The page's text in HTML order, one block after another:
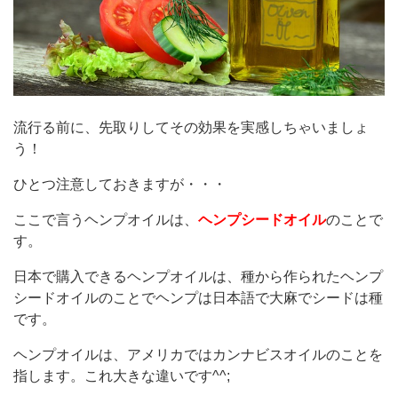
流行る前に、先取りしてその効果を実感しちゃいましょ
う！
ひとつ注意しておきますが・・・
ここで言うヘンプオイルは、 ヘンプシードオイルのことで
す。
日本で購入できるヘンプオイルは、種から作られたヘンプ
シードオイルのことでヘンプは日本語で大麻でシードは種
です。
ヘンプオイルは、アメリカではカンナビスオイルのことを
指します。これ大きな違いです^^;